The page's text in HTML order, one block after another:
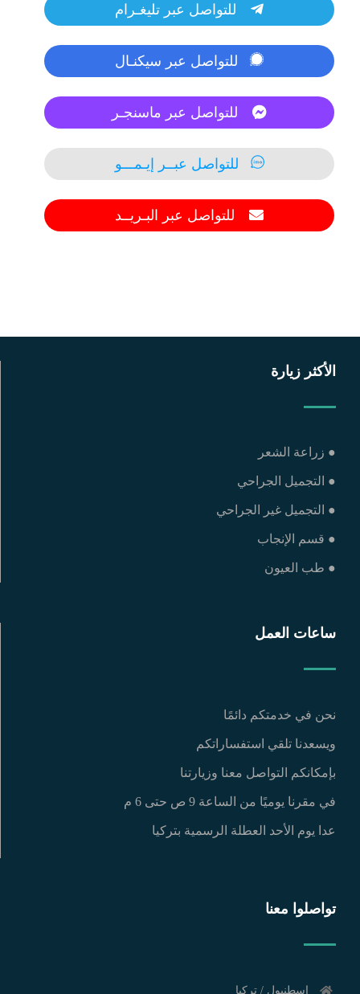
للتواصل عبر تليغـرام
للتواصل عبر سيكنـال
للتواصل عبر ماسنجـر
للتواصل عبــر إيـمـــو
للتواصل عبر البـريــد
الأكثر زيارة
● زراعة الشعر
● التجميل الجراحي
● التجميل غير الجراحي
● قسم الإنجاب
● طب العيون
ساعات العمل
نحن في خدمتكم دائمًا
ويسعدنا تلقي استفساراتكم
بإمكانكم التواصل معنا وزيارتنا
في مقرنا يوميًا من الساعة 9 ص حتى 6 م
عدا يوم الأحد العطلة الرسمية بتركيا
تواصلوا معنا
إسطنبول / تركيا